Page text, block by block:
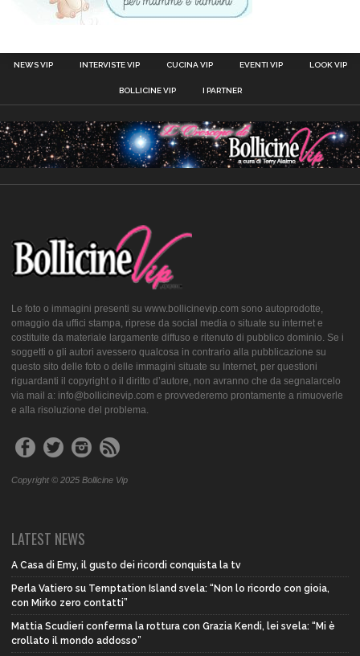
NEWS VIP INTERVISTE VIP CUCINA VIP EVENTI VIP LOOK VIP
BOLLICINE VIP I PARTNER
Le foto o immagini presenti su www.bollicinevip.com sono autoprodotte,
omaggio da uffici stampa, riprese da social media o situate su internet e
costituite da materiale largamente diffuso e ritenuto di pubblico dominio. Se i
soggetti o gli autori avessero qualcosa in contrario alla pubblicazione su
questo sito delle foto o delle immagini situate su Internet, per questioni
riguardanti il copyright o il diritto d’autore, non avranno che da segnalarcelo
via mail a: info@bollicinevip.com e provvederemo prontamente a rimuoverle
e alla risoluzione del problema.
Copyright © 2025 Bollicine Vip
LATEST NEWS
A Casa di Emy, il gusto dei ricordi conquista la tv
Perla Vatiero su Temptation Island svela: “Non lo ricordo con gioia,
con Mirko zero contatti”
Mattia Scudieri conferma la rottura con Grazia Kendi, lei svela: “Mi è
crollato il mondo addosso”